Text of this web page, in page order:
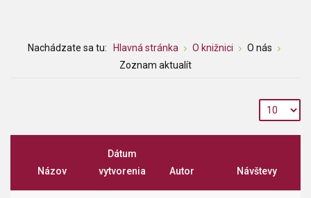
Nachádzate sa tu: Hlavná stránka O knižnici
O nás
Zoznam aktualít
Názov
Dátum
vytvorenia
Autor Návštevy